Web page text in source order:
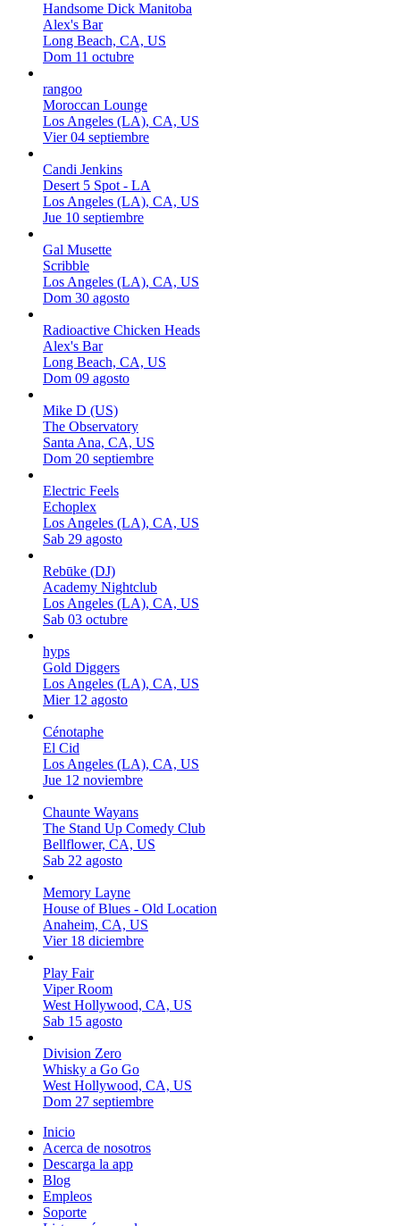
Handsome Dick Manitoba
Alex's Bar
Long Beach, CA, US
Dom 11 octubre
rangoo
Moroccan Lounge
Los Angeles (LA), CA, US
Vier 04 septiembre
Candi Jenkins
Desert 5 Spot - LA
Los Angeles (LA), CA, US
Jue 10 septiembre
Gal Musette
Scribble
Los Angeles (LA), CA, US
Dom 30 agosto
Radioactive Chicken Heads
Alex's Bar
Long Beach, CA, US
Dom 09 agosto
Mike D (US)
The Observatory
Santa Ana, CA, US
Dom 20 septiembre
Electric Feels
Echoplex
Los Angeles (LA), CA, US
Sab 29 agosto
Rebūke (DJ)
Academy Nightclub
Los Angeles (LA), CA, US
Sab 03 octubre
hyps
Gold Diggers
Los Angeles (LA), CA, US
Mier 12 agosto
Cénotaphe
El Cid
Los Angeles (LA), CA, US
Jue 12 noviembre
Chaunte Wayans
The Stand Up Comedy Club
Bellflower, CA, US
Sab 22 agosto
Memory Layne
House of Blues - Old Location
Anaheim, CA, US
Vier 18 diciembre
Play Fair
Viper Room
West Hollywood, CA, US
Sab 15 agosto
Division Zero
Whisky a Go Go
West Hollywood, CA, US
Dom 27 septiembre
Inicio
Acerca de nosotros
Descarga la app
Blog
Empleos
Soporte